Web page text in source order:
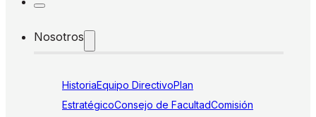
Nosotros
HistoriaEquipo DirectivoPlan
EstratégicoConsejo de FacultadComisión